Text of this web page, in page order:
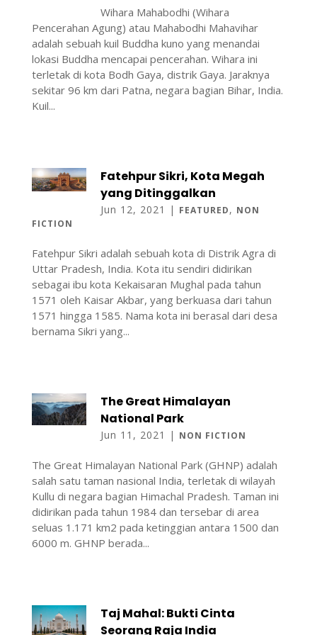
Wihara Mahabodhi (Wihara
Pencerahan Agung) atau Mahabodhi Mahavihar
adalah sebuah kuil Buddha kuno yang menandai
lokasi Buddha mencapai pencerahan. Wihara ini
terletak di kota Bodh Gaya, distrik Gaya. Jaraknya
sekitar 96 km dari Patna, negara bagian Bihar, India.
Kuil...
Fatehpur Sikri, Kota Megah
yang Ditinggalkan
Jun 12, 2021 | FEATURED, NON
FICTION
Fatehpur Sikri adalah sebuah kota di Distrik Agra di
Uttar Pradesh, India. Kota itu sendiri didirikan
sebagai ibu kota Kekaisaran Mughal pada tahun
1571 oleh Kaisar Akbar, yang berkuasa dari tahun
1571 hingga 1585. Nama kota ini berasal dari desa
bernama Sikri yang...
The Great Himalayan
National Park
Jun 11, 2021 | NON FICTION
The Great Himalayan National Park (GHNP) adalah
salah satu taman nasional India, terletak di wilayah
Kullu di negara bagian Himachal Pradesh. Taman ini
didirikan pada tahun 1984 dan tersebar di area
seluas 1.171 km2 pada ketinggian antara 1500 dan
6000 m. GHNP berada...
Taj Mahal: Bukti Cinta
Seorang Raja India